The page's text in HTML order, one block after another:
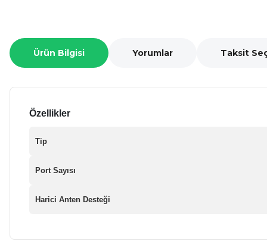
Ürün Bilgisi Yorumlar Taksit
Özellikler
Tip
Port Sayısı
Harici Anten Desteği